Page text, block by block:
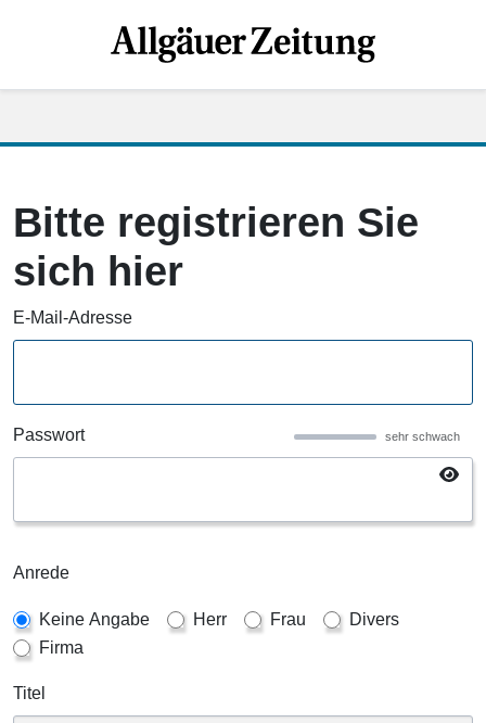
Bitte registrieren Sie
sich hier
E-Mail-Adresse
Passwort sehr schwach
Anrede
Keine Angabe Herr Frau
Divers
Firma
Titel